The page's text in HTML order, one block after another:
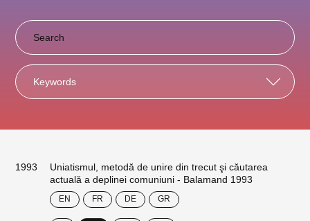
Keywords
1993
Uniatismul, metodă de unire din trecut şi căutarea
actuală a deplinei comuniuni - Balamand 1993
EN FR DE GR